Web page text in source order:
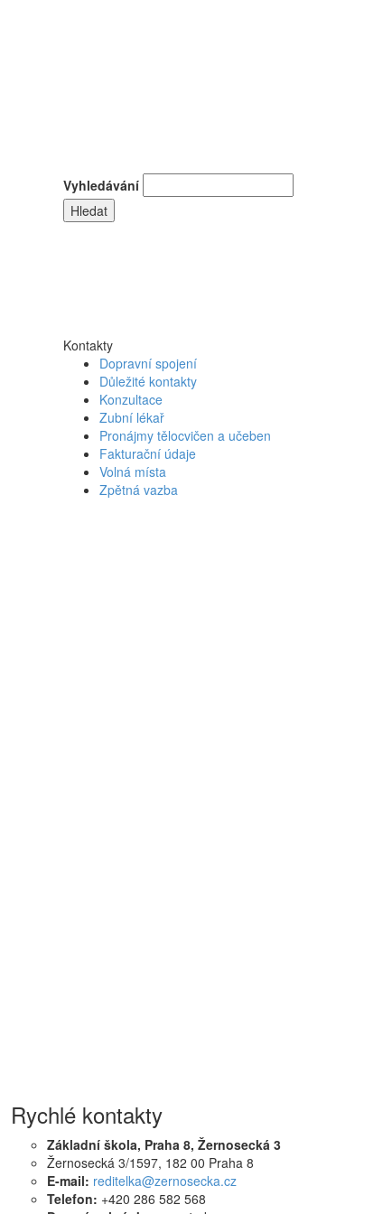
Vyhledávání
Kontakty
Dopravní spojení
Důležité kontakty
Konzultace
Zubní lékař
Pronájmy tělocvičen a učeben
Fakturační údaje
Volná místa
Zpětná vazba
Rychlé kontakty
Základní škola, Praha 8, Žernosecká 3
Žernosecká 3/1597, 182 00 Praha 8
E-mail: reditelka@zernosecka.cz
Telefon: +420 286 582 568